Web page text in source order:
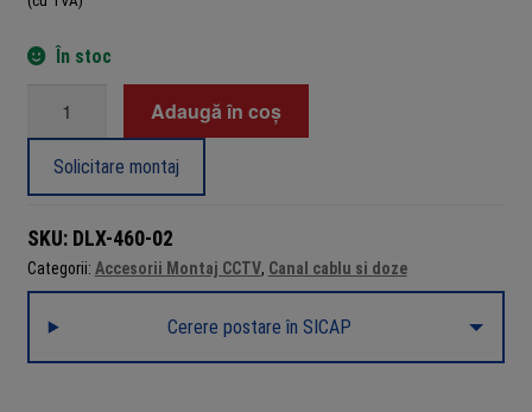
În stoc
exterior
canal
cablu
mm,
alb
Adaugă în coș
Solicitare montaj
SKU: DLX-460-02
Categorii: Accesorii Montaj CCTV, Canal cablu si doze
Cerere postare în SICAP